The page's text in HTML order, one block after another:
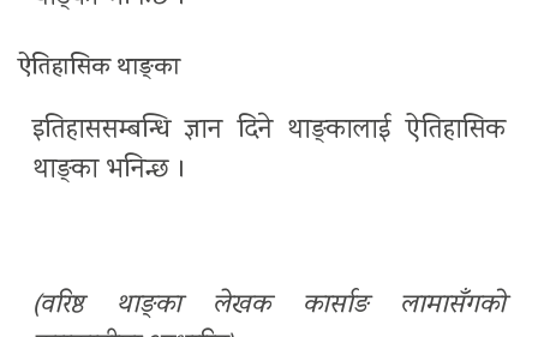
ऐतिहासिक थाङ्का
इतिहाससम्बन्धि ज्ञान दिने थाङ्कालाई ऐतिहासिक
थाङ्का भनिन्छ ।
(वरिष्ठ थाङ्का लेखक कार्साङ लामासँगको